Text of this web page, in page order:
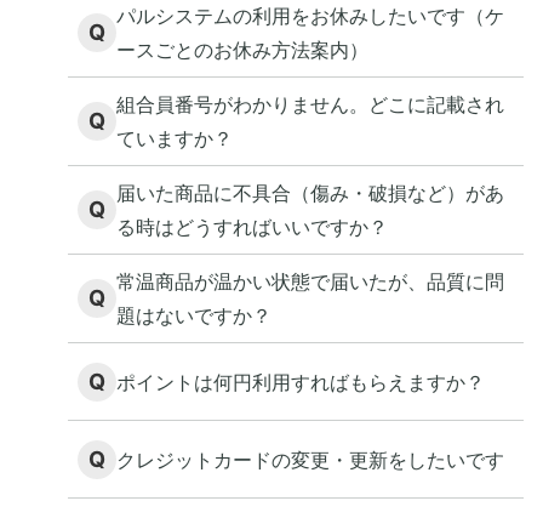
Q
パルシステムの利用をお休みしたいです（ケ
ースごとのお休み方法案内）
Q
組合員番号がわかりません。どこに記載され
ていますか？
Q
届いた商品に不具合（傷み・破損など）があ
る時はどうすればいいですか？
Q
常温商品が温かい状態で届いたが、品質に問
題はないですか？
Q ポイントは何円利用すればもらえますか？
Q クレジットカードの変更・更新をしたいです